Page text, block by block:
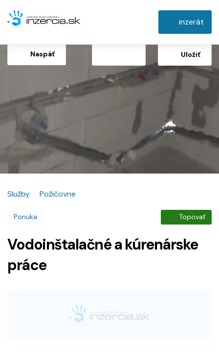
inzerát
Naspäť Uložiť
Služby Požičovne
Ponuka Topovať
Vodoinštalačné a kúrenárske
práce